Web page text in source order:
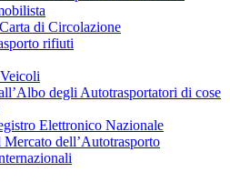
di Circolazione
rifiuti
degli Autotrasportatori di cose
Elettronico Nazionale
Mercato dell’Autotrasporto